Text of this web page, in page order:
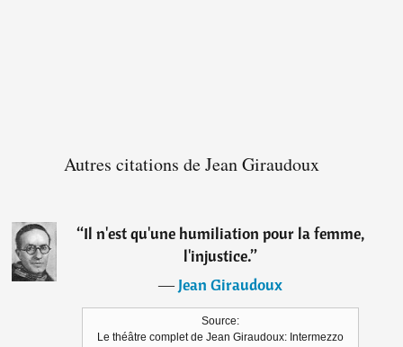
Autres citations de Jean Giraudoux
“Il n'est qu'une humiliation pour la femme,
l'injustice.”
―Jean Giraudoux
Source:
Le théâtre complet de Jean Giraudoux: Intermezzo